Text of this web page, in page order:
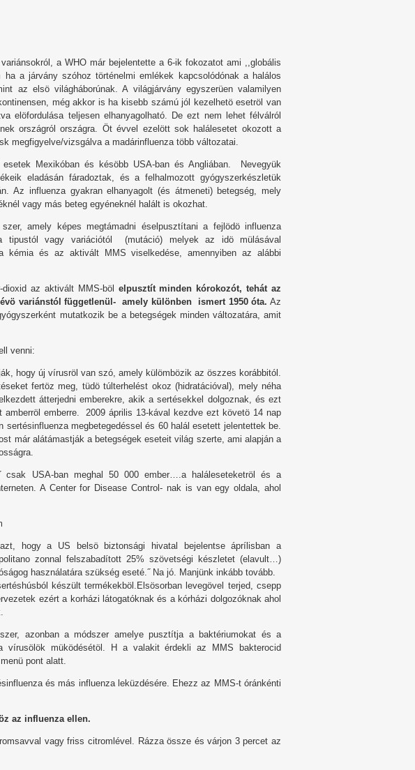
a WHO már bejelentette a 6-ik fokozatot ami ,,globális
a járvány szóhoz történelmi emlékek kapcsolódónak a halálos
az elsö világháborúnak. A világjárvány egyszerüen valamilyen
még akkor is ha kisebb számú jól kezelhetö esetröl van
elöfordulása teljesen elhanyagolható. De ezt nem lehet félválról
országról országra. Öt évvel ezelött sok halálesetet okozott a
megfigyelve/vizsgálva a madárinfluenza több változatai.
Mexikóban és késöbb USA-ban és Angliában. Nevegyük
eladásán fáradoztak, és a felhalmozott gyógyszerkészletük
Az influenza gyakran elhanyagolt (és átmeneti) betegség, mely
vagy más beteg egyéneknél halált is okozhat.
amely képes megtámadni éselpusztítani a fejlödö influenza
tipustól vagy variációtól (mutáció) melyek az idö mülásával
kémia és az aktivált MMS viselkedése, amennyiben az alábbi
az aktivált MMS-böl elpusztít minden kórokozót, tehát az
variánstól függetlenül- amely különben ismert 1950 óta. Az
mutatkozik be a betegségek minden változatára, amit
venni:
hogy új vírusröl van szó, amely külömbözik az öszzes korábbitól.
fertöz meg, tüdö túlterhelést okoz (hidratációval), mely néha
átterjedni emberekre, akik a sertésekkel dolgoznak, és ezt
emberre. 2009 április 13-kával kezdve ezt követö 14 nap
megbetegedéssel és 60 halál esetett jelentettek be.
már alátámastják a betegségek eseteit világ szerte, ami alapján a
csak USA-ban meghal 50 000 ember….a haláleseteketröl és a
A Center for Disease Control- nak is van egy oldala, ahol
hogy a US belsö biztonsági hivatal bejelentse áprílisban a
zonnal felszabadított 25% szövetségi készletet (elavult…)
használatára szükség eseté.˝ Na jó. Manjünk inkább tovább.
készült termékekböl.Elsösorban levegövel terjed, csepp
ezért a korházi látogatóknak és a kórházi dolgozóknak ahol
azonban a módszer amelye pusztítja a baktériumokat és a
vírusölök müködésétöl. H a valakit érdekli az MMS bakterocid
pont alatt.
és más influenza leküzdésére. Ehezz az MMS-t óránkénti
az influenza ellen.
vagy friss citromlével. Rázza össze és várjon 3 percet az